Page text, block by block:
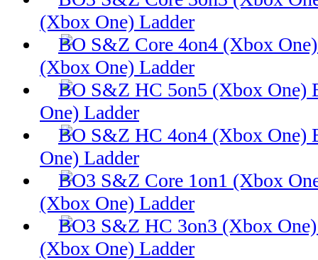
(Xbox One) Ladder
(Xbox One) Ladder
One) Ladder
One) Ladder
(Xbox One) Ladder
(Xbox One) Ladder